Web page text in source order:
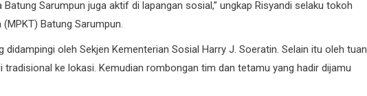
Sarumpun juga aktif di lapangan sosial,” ungkap Risyandi selaku tokoh
Batung Sarumpun.
oleh Sekjen Kementerian Sosial Harry J. Soeratin. Selain itu oleh tuan
ke lokasi. Kemudian rombongan tim dan tetamu yang hadir dijamu